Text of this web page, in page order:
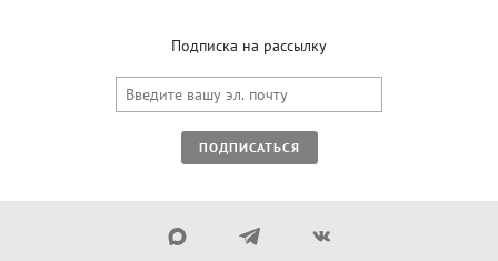
Подписка на рассылку
ПОДПИСАТЬСЯ